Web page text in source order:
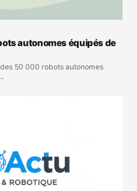
autonomes équipés de
50 000 robots autonomes